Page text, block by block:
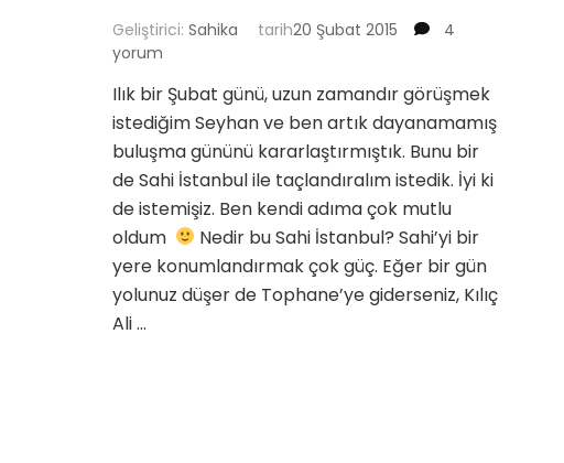
Geliştirici: Sahika tarih20 Şubat 2015
Sahi
Gün
için
4
yorum
Ilık bir Şubat günü, uzun zamandır görüşmek
istediğim Seyhan ve ben artık dayanamamış
buluşma gününü kararlaştırmıştık. Bunu bir
de Sahi İstanbul ile taçlandıralım istedik. İyi ki
de istemişiz. Ben kendi adıma çok mutlu
oldum
Nedir bu Sahi İstanbul? Sahi’yi bir
yere konumlandırmak çok güç. Eğer bir gün
yolunuz düşer de Tophane’ye giderseniz, Kılıç
Ali …